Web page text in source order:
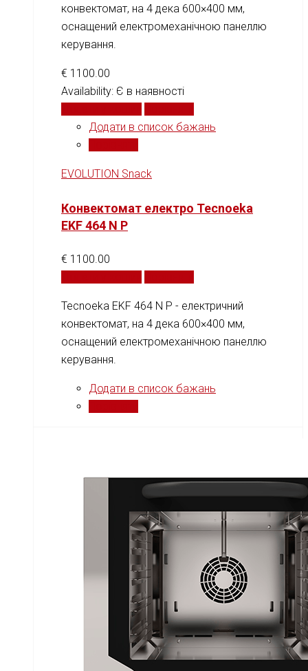
конвектомат, на 4 дека 600×400 мм,
оснащений електромеханічною панеллю
керування.
€ 1100.00
Availability: Є в наявності
Додати в список бажань
EVOLUTION Snack
Конвектомат електро Tecnoeka
EKF 464 N P
€ 1100.00
Tecnoeka EKF 464 N P - електричний
конвектомат, на 4 дека 600×400 мм,
оснащений електромеханічною панеллю
керування.
Додати в список бажань